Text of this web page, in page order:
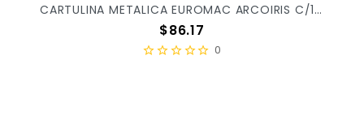
CARTULINA METALICA EUROMAC ARCOIRIS C/10PZ MT0008 X/10
Precio
$86.17
0